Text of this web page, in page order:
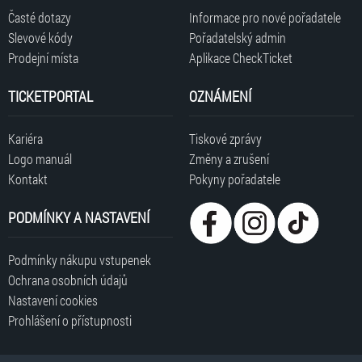
Časté dotazy
Slevové kódy
Prodejní místa
Informace pro nové pořadatele
Pořadatelský admin
Aplikace CheckTicket
TICKETPORTAL
Kariéra
Logo manuál
Kontakt
OZNÁMENÍ
Tiskové zprávy
Změny a zrušení
Pokyny pořadatele
PODMÍNKY A NASTAVENÍ
Podmínky nákupu vstupenek
Ochrana osobních údajů
Nastavení cookies
Prohlášení o přístupnosti